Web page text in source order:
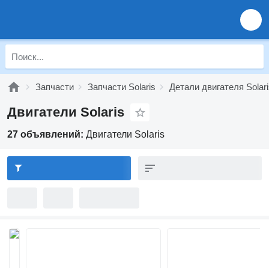
Запчасти Запчасти Solaris Детали двигателя
Двигатели Solaris
27 объявлений: Двигатели Solaris